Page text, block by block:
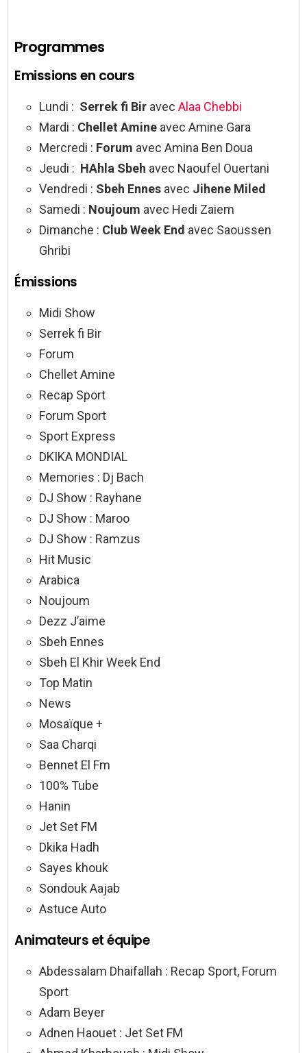
Programmes
Emissions en cours
Lundi : Serrek fi Bir avec Alaa Chebbi
Mardi : Chellet Amine avec Amine Gara
Mercredi : Forum avec Amina Ben Doua
Jeudi : HAhla Sbeh avec Naoufel Ouertani
Vendredi : Sbeh Ennes avec Jihene Miled
Samedi : Noujoum avec Hedi Zaiem
Dimanche : Club Week End avec Saoussen
Ghribi
Émissions
Midi Show
Serrek fi Bir
Forum
Chellet Amine
Recap Sport
Forum Sport
Sport Express
DKIKA MONDIAL
Memories : Dj Bach
DJ Show : Rayhane
DJ Show : Maroo
DJ Show : Ramzus
Hit Music
Arabica
Noujoum
Dezz J’aime
Sbeh Ennes
Sbeh El Khir Week End
Top Matin
News
Mosaïque +
Saa Charqi
Bennet El Fm
100% Tube
Hanin
Jet Set FM
Dkika Hadh
Sayes khouk
Sondouk Aajab
Astuce Auto
Animateurs et équipe
Abdessalam Dhaifallah : Recap Sport, Forum
Sport
Adam Beyer
Adnen Haouet : Jet Set FM